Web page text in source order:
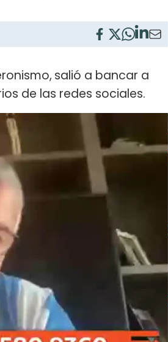
salió a bancar a
de las redes sociales.